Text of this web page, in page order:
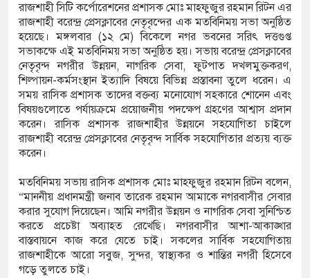
থেকে জাতীয় গ্রিডে গ্যাস সরবরাহ বেড়ে
হচ্ছে ‘ফ্যামিলি কার্ড’ কর্মসূচি, চার বছরে অন্তর্ভুক্ত
পরিবার
ক্যারোলাইনায় বন্দুক হামলায় নিহত ৩, একই
সমাজ কল্যাণ সংগঠনের নেতৃবৃন্দের সঙ্গে সিটি
সৌজন্য সাক্ষাৎ
অভিযানে প্রবাস ফেরত ব্যক্তির মৃত্যু,
রাজশাহী সিটি কর্পোরেশনের প্রশাসক মোঃ মাহফুজুর রহমান রিটন এর
রাজশাহী বরেন্দ্র প্রেসক্লাবের নেতৃবৃন্দের এক মতবিনিময় সভা অনুষ্ঠিত
হয়েছে। মঙ্গলবার (১২ মে) বিকেলে নগর ভবনের সরিৎ দত্তগুপ্ত
সভাকক্ষে এই মতবিনিময় সভা অনুষ্ঠিত হয়। সভায় বরেন্দ্র প্রেসক্লাবের
নেতৃবৃন্দ নগরীর উন্নয়ন, নাগরিক সেবা, ফুটপাত দখলমুক্তকরণ,
শিল্পায়ন-কর্মসংস্থান ইত্যাদি বিষয়ে বিভিন্ন প্রস্তাবনা তুলে ধরেন। এ
সময় রাসিক প্রশাসক তাদের বক্তব্য মনোযোগ সহকারে শোনেন এবং
বিষয়গুলোতে পর্যায়ক্রমে প্রয়োজনীয় পদক্ষেপ গ্রহণের আশ্বাস প্রদান
করেন। রাসিক প্রশাসক রাজশাহীর উন্নয়নে সহযোগিতা চাইলে
রাজশাহী বরেন্দ্র প্রেসক্লাবের নেতৃবৃন্দ সার্বিক সহযোগিতার প্রত্যয় ব্যক্ত
করেন।
মতবিনিময় সভায় রাসিক প্রশাসক মোঃ মাহফুজুর রহমান রিটন বলেন,
“মাননীয় প্রধানমন্ত্রী জনাব তারেক রহমান আমাকে নগরবাসীর সেবার
করার সুযোগ দিয়েছেন। আমি নগরীর উন্নয়ন ও নাগরিক সেবা সুনিশ্চিত
করতে প্রচেষ্টা অব্যাহত রেখেছি। নগরবাসীর আশা-আকাঙ্খার
বাস্তবায়নে কাজ করে যেতে চাই। সকলের সার্বিক সহযোগিতায়
রাজশাহীকে আরো সবুজ, সুন্দর, স্বাস্থ্যকর ও শান্তির নগরী হিসেবে
গড়ে তুলতে চাই।